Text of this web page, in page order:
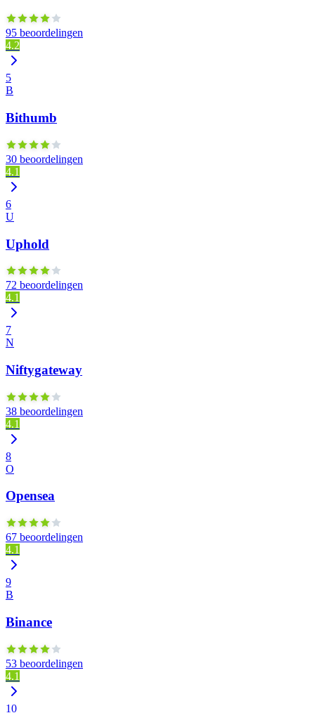
95 beoordelingen
4.2
5
B
Bithumb
30 beoordelingen
4.1
6
U
Uphold
72 beoordelingen
4.1
7
N
Niftygateway
38 beoordelingen
4.1
8
O
Opensea
67 beoordelingen
4.1
9
B
Binance
53 beoordelingen
4.1
10